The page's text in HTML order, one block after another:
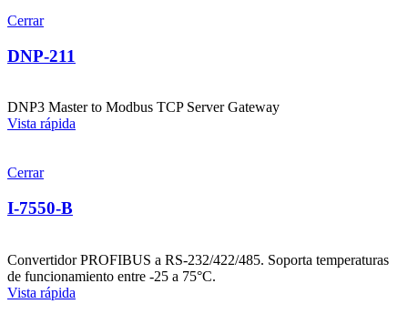
Cerrar
DNP-211
DNP3 Master to Modbus TCP Server Gateway
Vista rápida
Cerrar
I-7550-B
Convertidor PROFIBUS a RS-232/422/485. Soporta temperaturas
de funcionamiento entre -25 a 75°C.
Vista rápida